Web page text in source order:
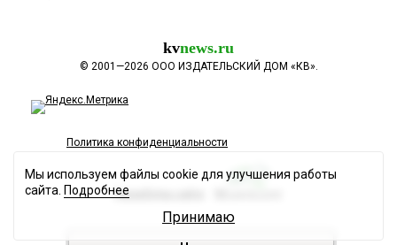
kvnews.ru
© 2001—2026 ООО ИЗДАТЕЛЬСКИЙ ДОМ «КВ».
Политика конфиденциальности
Разработка сайта
Мы используем файлы cookie для улучшения работы
сайта. Подробнее
Принимаю